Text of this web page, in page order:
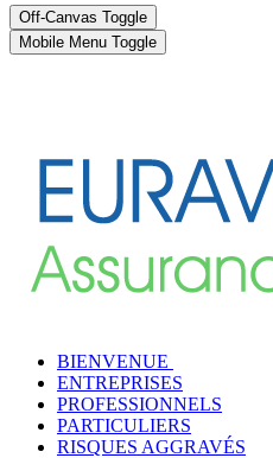
Off-Canvas Toggle
Mobile Menu Toggle
BIENVENUE
ENTREPRISES
PROFESSIONNELS
PARTICULIERS
RISQUES AGGRAVÉS